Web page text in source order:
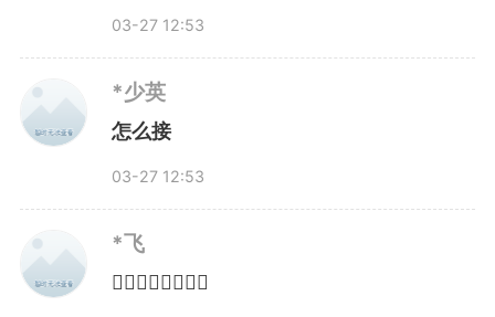
间一致。”公司物料部经理唐鸣
说，从考虑放春假到发通知，只用
了一晚上时间。
3月21日晚，公司员工在食堂
就餐时，讨论起最近安徽中小学放
03-27 12:53
*少英
怎么接
03-27 12:53
*飞
👍🏻👍🏻👍🏻👍🏻